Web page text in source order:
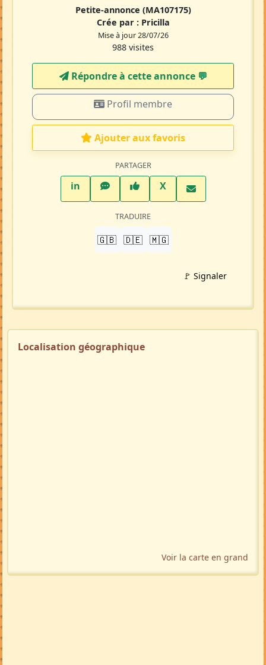
Petite-annonce (MA107175)
Crée par : Pricilla
Mise à jour 28/07/26
988 visites
Répondre à cette annonce 💬​
Profil membre
Ajouter aux favoris
PARTAGER
inLinkedInWhatsAppFacebook
XTwitter X
TRADUIRE
🇬🇧 🇩🇪 🇲🇬
🚩 Signaler
Localisation géographique
Voir la carte en grand